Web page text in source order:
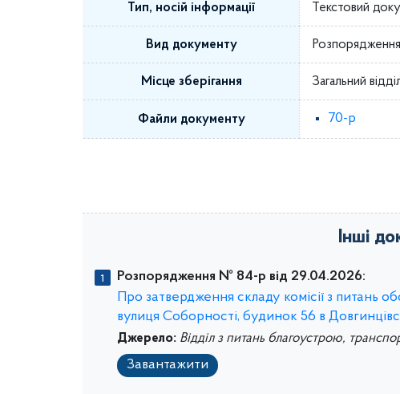
Тип, носій інформації Текстовий
Вид документу Розпорядження
Місце зберігання Загальний
Файли документу 70-р
Інші
Розпорядження № 84-р від 29.04.2026:
Про затвердження складу комісії з питань
вулиця Соборності, будинок 56 в
Джерело: Відділ з питань благоустрою,
Завантажити